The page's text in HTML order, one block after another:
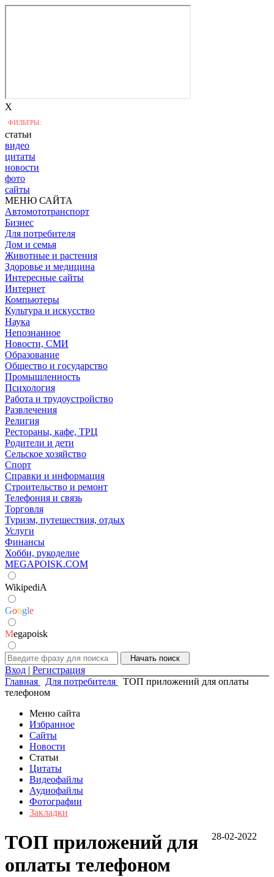
X
ФИЛЬТРЫ:
статьи
видео
цитаты
новости
фото
сайты
МЕНЮ САЙТА
Автомототранспорт
Бизнес
Для потребителя
Дом и семья
Животные и растения
Здоровье и медицина
Интересные сайты
Интернет
Компьютеры
Культура и искусство
Наука
Непознанное
Новости, СМИ
Образование
Общество и государство
Промышленность
Психология
Работа и трудоустройство
Развлечения
Религия
Рестораны, кафе, ТРЦ
Родители и дети
Сельское хозяйство
Спорт
Справки и информация
Строительство и ремонт
Телефония и связь
Торговля
Туризм, путешествия, отдых
Услуги
Финансы
Хобби, рукоделие
MEGAPOISK.COM
WikipediA
Google
Megapoisk
Вход | Регистрация
Главная
Для потребителя
ТОП приложений для оплаты
телефоном
Меню сайта
Избранное
Сайты
Новости
Статьи
Цитаты
Видеофайлы
Аудиофайлы
Фотографии
Закладки
28-02-2022
ТОП приложений для
оплаты телефоном